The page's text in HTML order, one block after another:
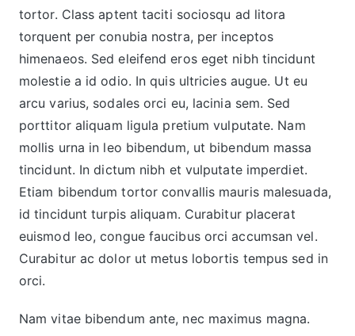
tortor. Class aptent taciti sociosqu ad litora
torquent per conubia nostra, per inceptos
himenaeos. Sed eleifend eros eget nibh tincidunt
molestie a id odio. In quis ultricies augue. Ut eu
arcu varius, sodales orci eu, lacinia sem. Sed
porttitor aliquam ligula pretium vulputate. Nam
mollis urna in leo bibendum, ut bibendum massa
tincidunt. In dictum nibh et vulputate imperdiet.
Etiam bibendum tortor convallis mauris malesuada,
id tincidunt turpis aliquam. Curabitur placerat
euismod leo, congue faucibus orci accumsan vel.
Curabitur ac dolor ut metus lobortis tempus sed in
orci.
Nam vitae bibendum ante, nec maximus magna.